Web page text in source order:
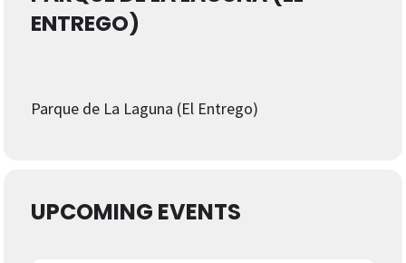
ENTREGO)
Parque de La Laguna (El Entrego)
UPCOMING EVENTS